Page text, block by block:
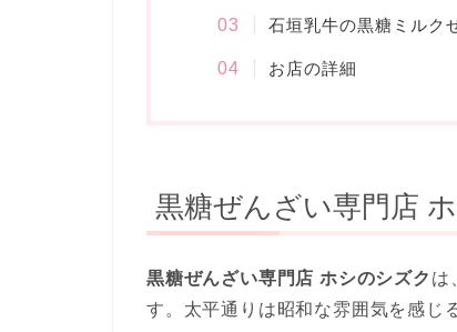
石垣乳牛の黒糖ミルク
お店の詳細
黒糖ぜんざい専門店
黒糖ぜんざい専門店 ホシのシズク は
す。太平通りは昭和な雰囲気を感じ